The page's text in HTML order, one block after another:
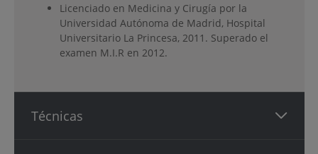
Licenciado en Medicina y Cirugía por la
Universidad Autónoma de Madrid, Hospital
Universitario La Princesa, 2011. Superado el
examen M.I.R en 2012.
Técnicas